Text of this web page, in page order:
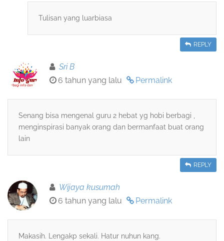
Tulisan yang luarbiasa
REPLY
Sri B
6 tahun yang lalu
Permalink
Senang bisa mengenal guru 2 hebat yg hobi berbagi ,
menginspirasi banyak orang dan bermanfaat buat orang
lain
REPLY
Wijaya kusumah
6 tahun yang lalu
Permalink
Makasih. Lengakp sekali. Hatur nuhun kang.